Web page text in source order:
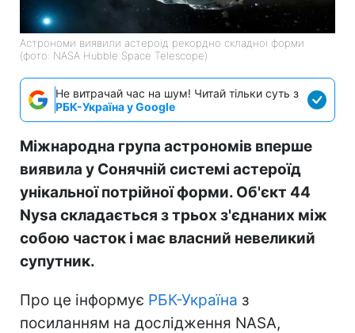
Астрономи виявили астероїд рекордно складної форми
(фото: NASA Hubble Space Telescope)
Не витрачай час на шум! Читай тільки суть з
РБК-Україна у Google
Міжнародна група астрономів вперше
виявила у Сонячній системі астероїд
унікальної потрійної форми. Об'єкт 44
Nysa складається з трьох з'єднаних між
собою часток і має власний невеликий
супутник.
Про це інформує РБК-Україна з
посиланням на дослідження NASA,